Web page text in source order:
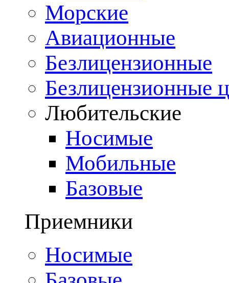
Морские
Авиационные
Безлицензионные
Безлицензионные
Любительские
Носимые
Мобильные
Базовые
Приемники
Носимые